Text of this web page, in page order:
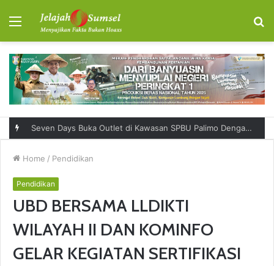
Menu
Seven Days Buka Outlet di Kawasan SPBU Palimo Dengan Konsep One Stop Hangout Destination
Home / Pendidikan
Pendidikan
UBD BERSAMA LLDIKTI
WILAYAH II DAN KOMINFO
GELAR KEGIATAN SERTIFIKASI